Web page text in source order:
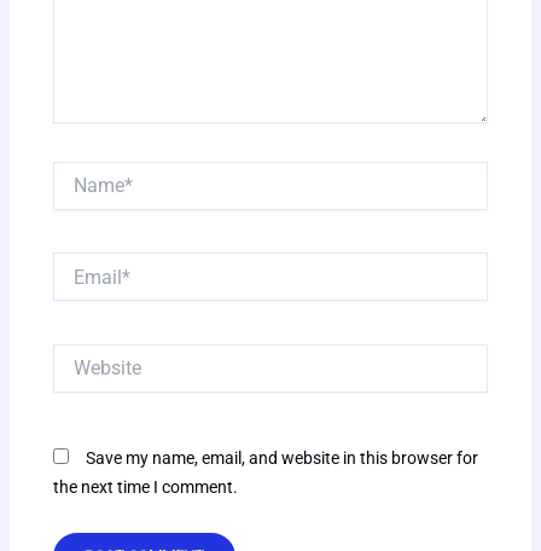
Save my name, email, and website in this browser for
the next time I comment.